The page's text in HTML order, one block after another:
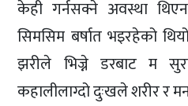
केही गर्नसक्ने अवस्था
सिमसिम बर्षात भइरहेको
झरीले भिज्ने डरबाट म
कहालीलाग्दो दुःखले शरीर र